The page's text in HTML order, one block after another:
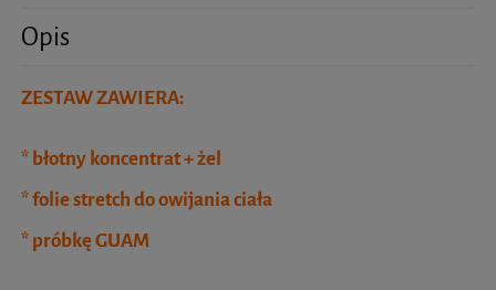
Opis
ZESTAW ZAWIERA:
* błotny koncentrat + żel
* folie stretch do owijania ciała
* próbkę GUAM